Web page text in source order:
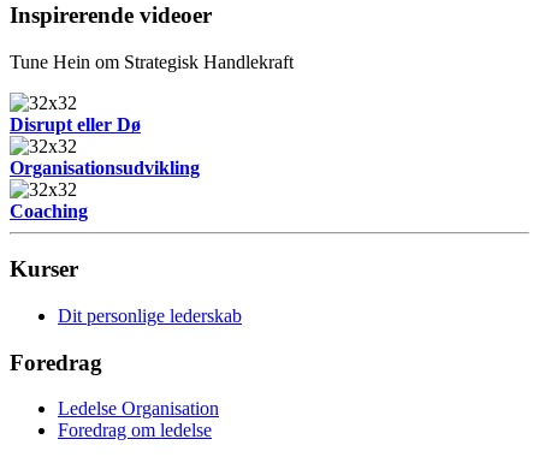
Inspirerende videoer
Tune Hein om Strategisk Handlekraft
Disrupt eller Dø
Organisationsudvikling
Coaching
Kurser
Dit personlige lederskab
Foredrag
Ledelse Organisation
Foredrag om ledelse